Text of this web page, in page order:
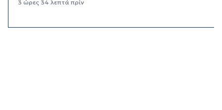
3 ώρες 34 λεπτά πρίν